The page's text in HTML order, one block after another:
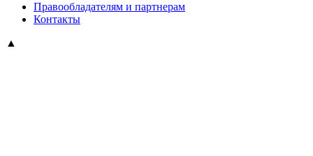
Правообладателям и партнерам
Контакты
▲